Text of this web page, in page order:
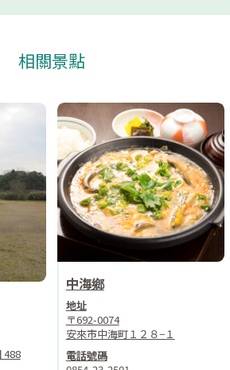
相關景點
488
中海鄉
地址
〒692-0074
安來市中海町１２８−１
電話號碼